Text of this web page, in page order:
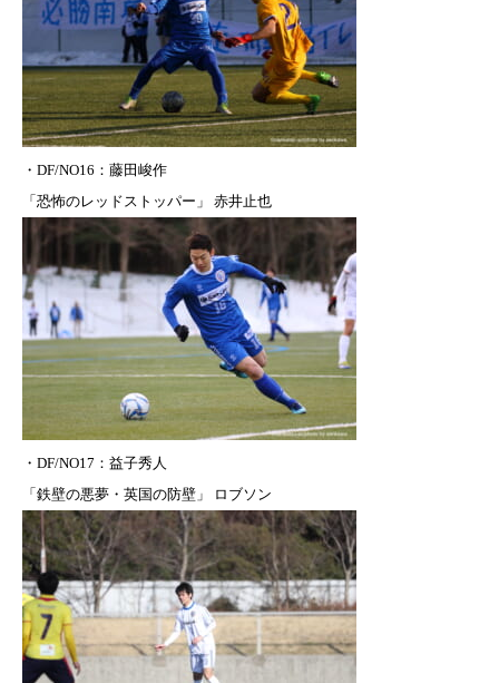
・DF/NO16 ： 藤田峻作
「恐怖のレッドストッパー」 赤井止也
・DF/NO17：益子秀人
「鉄壁の悪夢・英国の防壁」 ロブソン